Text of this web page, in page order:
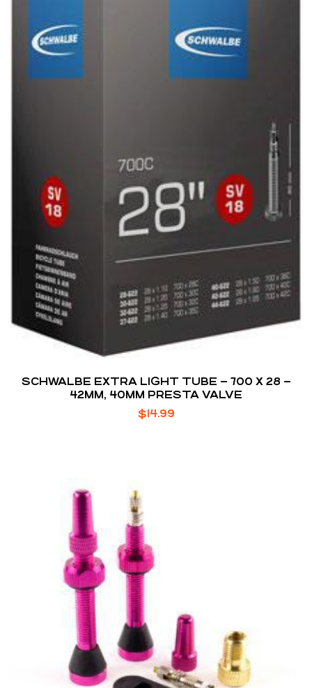
SCHWALBE EXTRA LIGHT TUBE – 700 X 28 –
42MM, 40MM PRESTA VALVE
$ 14.99